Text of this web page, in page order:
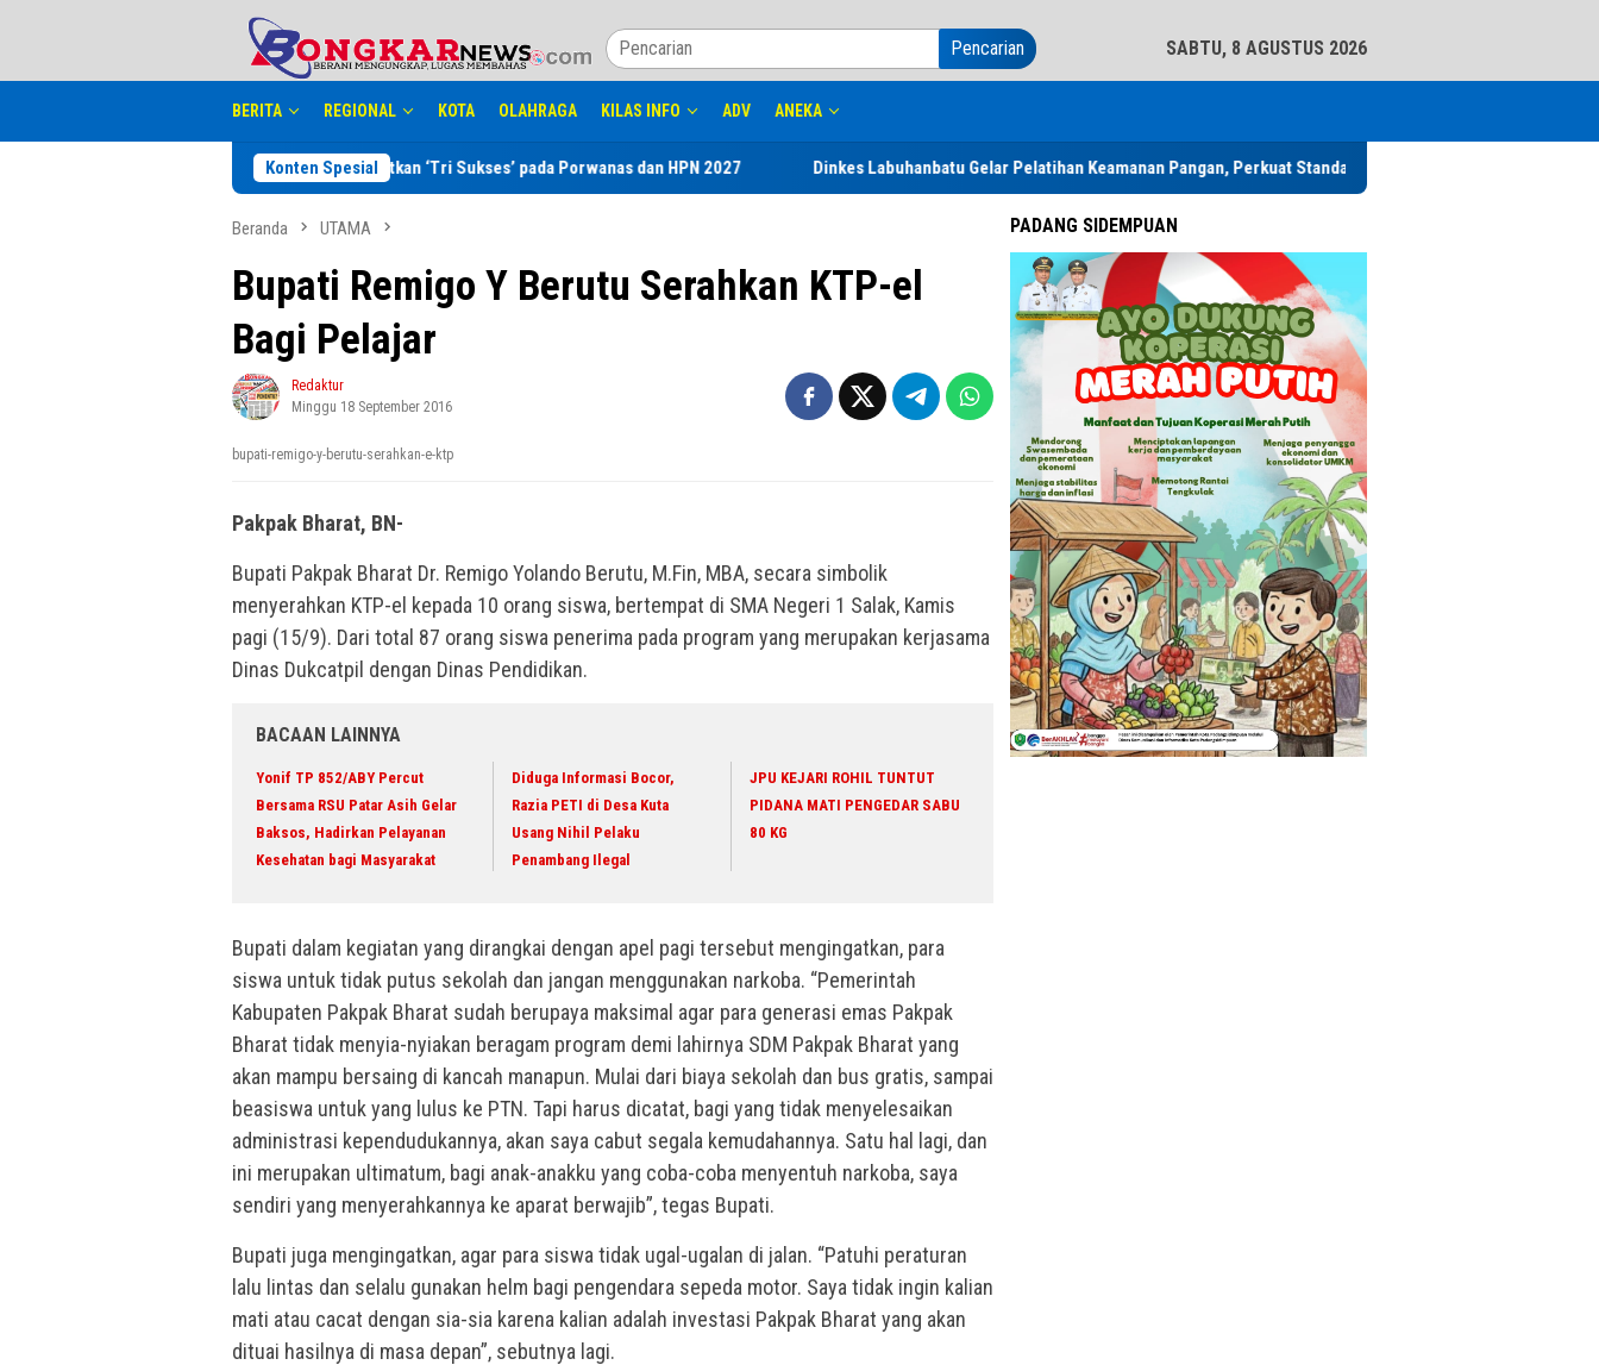
Pencarian SABTU, 8 AGUSTUS 2026
BERITA REGIONAL KOTA OLAHRAGA KILAS INFO ADV ANEKA
Konten Spesial
Lampung Wirahadikusumah Targetkan ‘Tri Sukses’ pada Porwanas dan HPN 2027 Dinkes Labuhanbatu Gelar Pelatihan Keamanan Pangan, Perkuat Standar Higiene Makanan Program SPPG
Beranda UTAMA
Bupati Remigo Y Berutu Serahkan KTP-el
Bagi Pelajar
Redaktur
Minggu 18 September 2016
bupati-remigo-y-berutu-serahkan-e-ktp
Pakpak Bharat, BN-
Bupati Pakpak Bharat Dr. Remigo Yolando Berutu, M.Fin, MBA, secara simbolik
menyerahkan KTP-el kepada 10 orang siswa, bertempat di SMA Negeri 1 Salak, Kamis
pagi (15/9). Dari total 87 orang siswa penerima pada program yang merupakan kerjasama
Dinas Dukcatpil dengan Dinas Pendidikan.
BACAAN LAINNYA
Yonif TP 852/ABY Percut
Bersama RSU Patar Asih Gelar
Baksos, Hadirkan Pelayanan
Kesehatan bagi Masyarakat
Diduga Informasi Bocor,
Razia PETI di Desa Kuta
Usang Nihil Pelaku
Penambang Ilegal
JPU KEJARI ROHIL TUNTUT
PIDANA MATI PENGEDAR SABU
80 KG
Bupati dalam kegiatan yang dirangkai dengan apel pagi tersebut mengingatkan, para
siswa untuk tidak putus sekolah dan jangan menggunakan narkoba. “Pemerintah
Kabupaten Pakpak Bharat sudah berupaya maksimal agar para generasi emas Pakpak
Bharat tidak menyia-nyiakan beragam program demi lahirnya SDM Pakpak Bharat yang
akan mampu bersaing di kancah manapun. Mulai dari biaya sekolah dan bus gratis, sampai
beasiswa untuk yang lulus ke PTN. Tapi harus dicatat, bagi yang tidak menyelesaikan
administrasi kependudukannya, akan saya cabut segala kemudahannya. Satu hal lagi, dan
ini merupakan ultimatum, bagi anak-anakku yang coba-coba menyentuh narkoba, saya
sendiri yang menyerahkannya ke aparat berwajib”, tegas Bupati.
Bupati juga mengingatkan, agar para siswa tidak ugal-ugalan di jalan. “Patuhi peraturan
lalu lintas dan selalu gunakan helm bagi pengendara sepeda motor. Saya tidak ingin kalian
mati atau cacat dengan sia-sia karena kalian adalah investasi Pakpak Bharat yang akan
dituai hasilnya di masa depan”, sebutnya lagi.
PADANG SIDEMPUAN